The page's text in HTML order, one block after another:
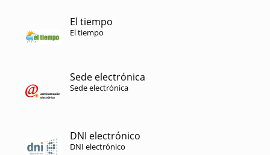
El tiempo
El tiempo
Sede electrónica
Sede electrónica
DNI electrónico
DNI electrónico